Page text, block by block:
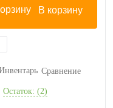
В корзину
Сравнение
Остаток: (2)